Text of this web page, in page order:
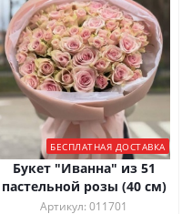
БЕСПЛАТНАЯ ДОСТАВКА
Букет "Иванна" из 51
пастельной розы (40 см)
Артикул: 011701